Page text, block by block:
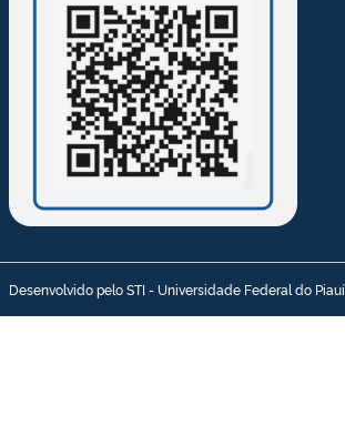
Desenvolvido pelo STI - Universidade Federal do Piauí